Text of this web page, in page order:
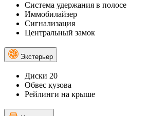
Система удержания в полосе
Иммобилайзер
Сигнализация
Центральный замок
Экстерьер
Диски 20
Обвес кузова
Рейлинги на крыше